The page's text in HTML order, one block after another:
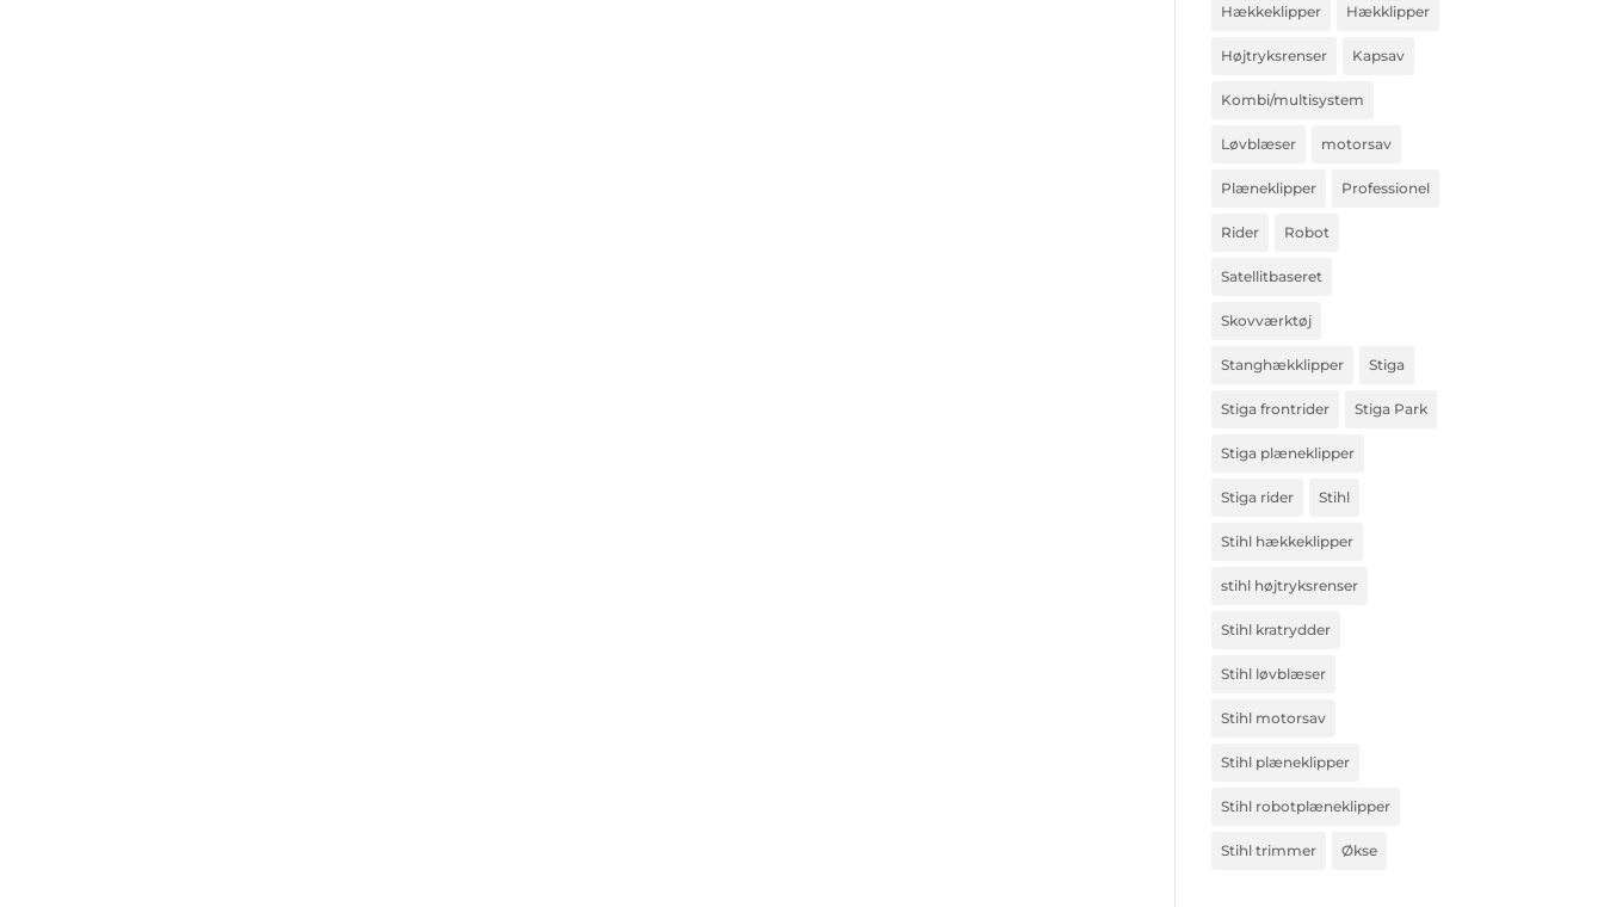
Hækkeklipper Hækklipper
Højtryksrenser Kapsav
Kombi/multisystem
Løvblæser motorsav
Plæneklipper Professionel
Rider Robot
Satellitbaseret
Skovværktøj
Stanghækklipper Stiga
Stiga frontrider Stiga Park
Stiga plæneklipper
Stiga rider Stihl
Stihl hækkeklipper
stihl højtryksrenser
Stihl kratrydder
Stihl løvblæser
Stihl motorsav
Stihl plæneklipper
Stihl robotplæneklipper
Stihl trimmer Økse